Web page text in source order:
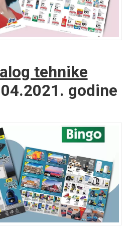
tehnike
godine